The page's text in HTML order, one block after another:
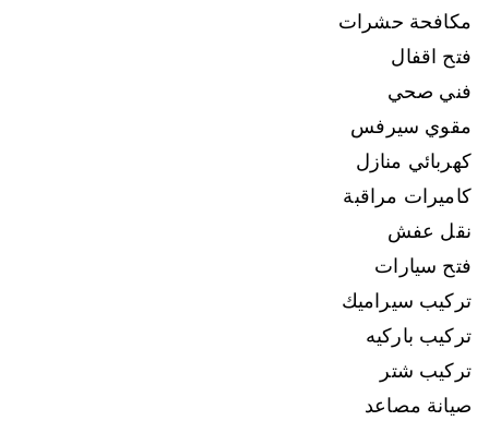
مكافحة حشرات
فتح اقفال
فني صحي
مقوي سيرفس
كهربائي منازل
كاميرات مراقبة
نقل عفش
فتح سيارات
تركيب سيراميك
تركيب باركيه
تركيب شتر
صيانة مصاعد